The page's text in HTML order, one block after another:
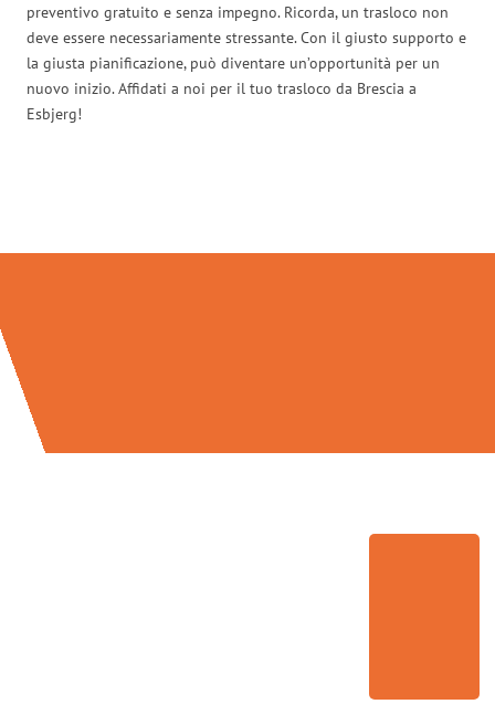
preventivo gratuito e senza impegno. Ricorda, un trasloco non
deve essere necessariamente stressante. Con il giusto supporto e
la giusta pianificazione, può diventare un’opportunità per un
nuovo inizio. Affidati a noi per il tuo trasloco da Brescia a
Esbjerg!